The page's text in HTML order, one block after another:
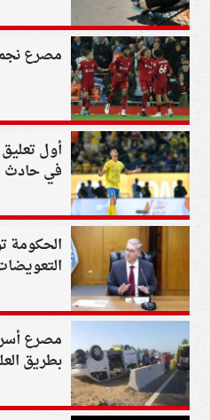
مصرع
أول
في حادث
حفار جبل
مصرع
بطريق